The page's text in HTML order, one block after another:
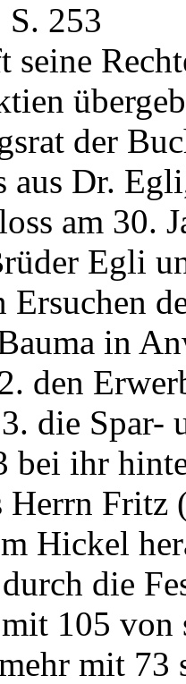
253
seine
der
aus Dr.
am 30.
Egli
Ersuchen
in
den
die Spar-
bei ihr
Herrn Fritz
Hickel
die
105 von
mit